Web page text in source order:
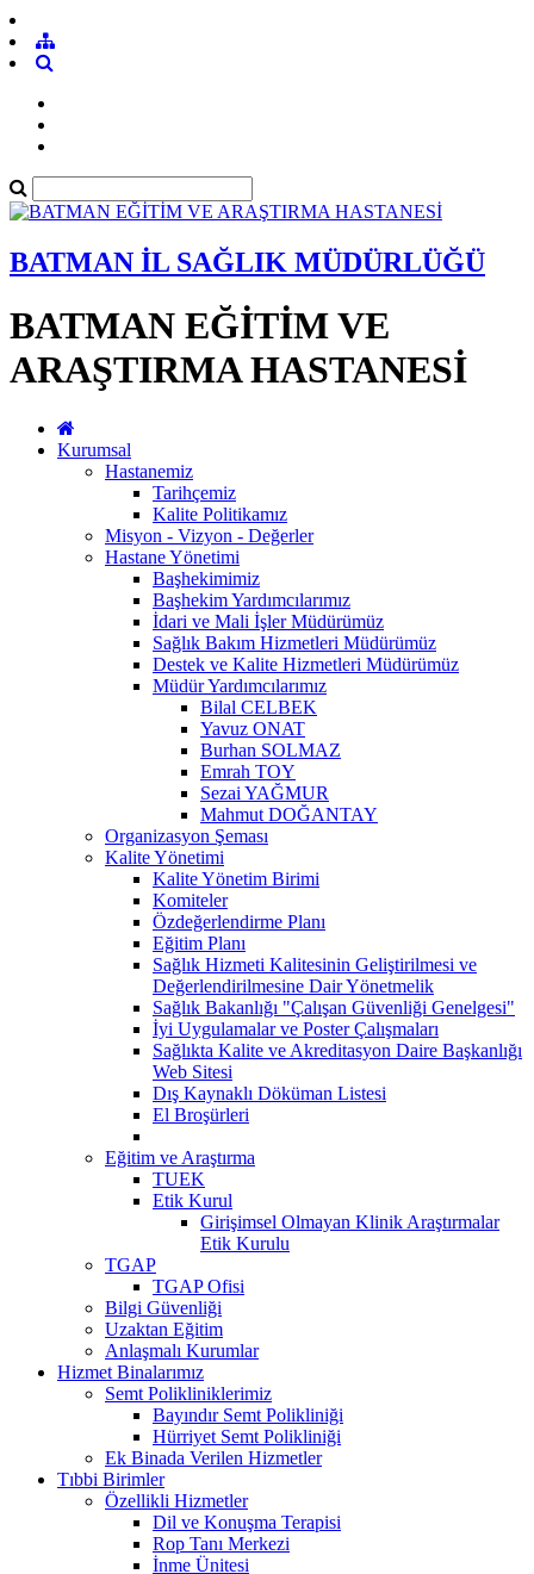
BATMAN İL SAĞLIK MÜDÜRLÜĞÜ
BATMAN EĞİTİM VE
ARAŞTIRMA HASTANESİ
Kurumsal
Hastanemiz
Tarihçemiz
Kalite Politikamız
Misyon - Vizyon - Değerler
Hastane Yönetimi
Başhekimimiz
Başhekim Yardımcılarımız
İdari ve Mali İşler Müdürümüz
Sağlık Bakım Hizmetleri Müdürümüz
Destek ve Kalite Hizmetleri Müdürümüz
Müdür Yardımcılarımız
Bilal CELBEK
Yavuz ONAT
Burhan SOLMAZ
Emrah TOY
Sezai YAĞMUR
Mahmut DOĞANTAY
Organizasyon Şeması
Kalite Yönetimi
Kalite Yönetim Birimi
Komiteler
Özdeğerlendirme Planı
Eğitim Planı
Sağlık Hizmeti Kalitesinin Geliştirilmesi ve
Değerlendirilmesine Dair Yönetmelik
Sağlık Bakanlığı "Çalışan Güvenliği Genelgesi"
İyi Uygulamalar ve Poster Çalışmaları
Sağlıkta Kalite ve Akreditasyon Daire Başkanlığı
Web Sitesi
Dış Kaynaklı Döküman Listesi
El Broşürleri
Eğitim ve Araştırma
TUEK
Etik Kurul
Girişimsel Olmayan Klinik Araştırmalar
Etik Kurulu
TGAP
TGAP Ofisi
Bilgi Güvenliği
Uzaktan Eğitim
Anlaşmalı Kurumlar
Hizmet Binalarımız
Semt Polikliniklerimiz
Bayındır Semt Polikliniği
Hürriyet Semt Polikliniği
Ek Binada Verilen Hizmetler
Tıbbi Birimler
Özellikli Hizmetler
Dil ve Konuşma Terapisi
Rop Tanı Merkezi
İnme Ünitesi